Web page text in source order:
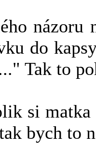
do
Tak to
si matka
bych to